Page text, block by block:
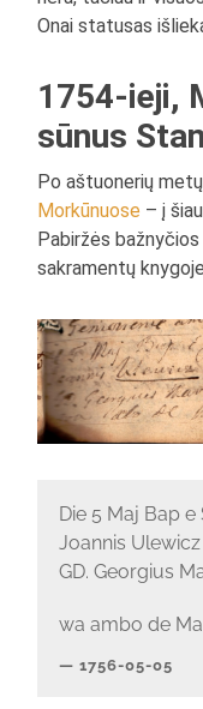
Onai statusas
1754-ieji,
sūnus
Po aštuonerių
Morkūnuose – į
Pabiržės
sakramentų
Die 5 Maj Bap
Joannis
GD. Georgius
wa ambo de
1756-05-05